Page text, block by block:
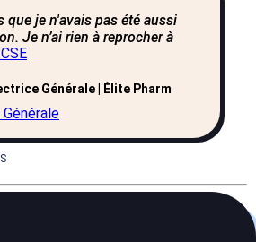
je n'avais pas été aussi
Je n’ai rien à reprocher à
Générale | Élite Pharm